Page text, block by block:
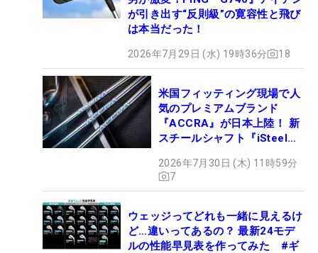
が引き出す“反則級”の寛容性と飛び
は本当だった！
2026年7月29日 (水) 19時36分 18
米国フィッティング現場で人
気のプレミアムブランド
『ACCRA』が日本上陸！ 新
スチールシャフト『iSteel
2026年7月30日 (木) 11時59分
7
ウェッジってどれも一緒に見えるけ
ど…違いってあるの？ 最新24モデ
ルの性能早見表を作ってみた #ギ